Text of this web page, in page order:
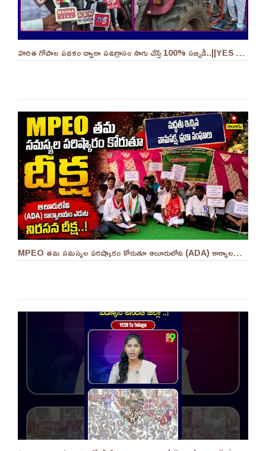
హరిత గోపాల పథకం ద్వారా పశుగ్రాసం సాగు చేస్తే 100% సబ్సిడీ..||YES 9TV
MPEO తమ సమస్యల పరిష్కారం కోరుతూ ఆలూరులోని (ADA) కార్యాలయం ఎదుట దీక్ష ||YES 9TV #kurnool